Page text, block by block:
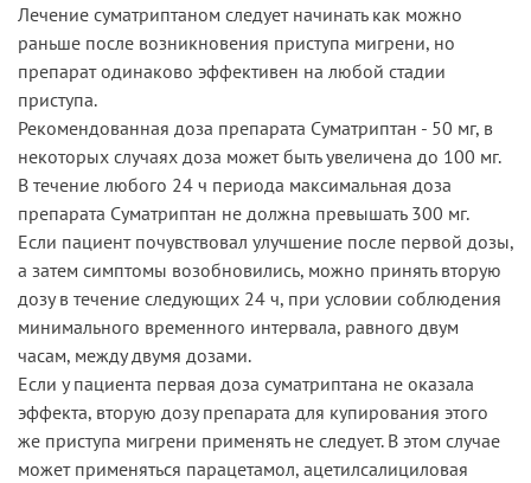
Лечение суматриптаном следует начинать как можно
раньше после возникновения приступа мигрени, но
препарат одинаково эффективен на любой стадии
приступа.
Рекомендованная доза препарата Суматриптан - 50 мг, в
некоторых случаях доза может быть увеличена до 100 мг.
В течение любого 24 ч периода максимальная доза
препарата Суматриптан не должна превышать 300 мг.
Если пациент почувствовал улучшение после первой дозы,
а затем симптомы возобновились, можно принять вторую
дозу в течение следующих 24 ч, при условии соблюдения
минимального временного интервала, равного двум
часам, между двумя дозами.
Если у пациента первая доза суматриптана не оказала
эффекта, вторую дозу препарата для купирования этого
же приступа мигрени применять не следует. В этом случае
может применяться парацетамол, ацетилсалициловая